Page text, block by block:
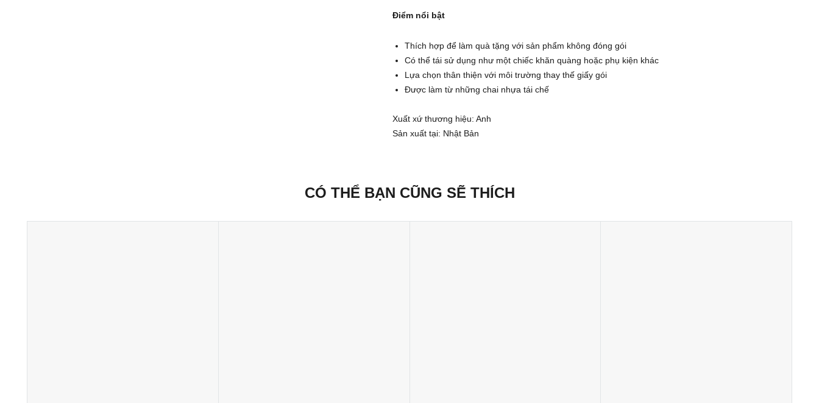
Điểm nổi bật
Thích hợp để làm quà tặng với sản phẩm không đóng gói
Có thể tái sử dụng như một chiếc khăn quàng hoặc phụ kiện khác
Lựa chọn thân thiện với môi trường thay thế giấy gói
Được làm từ những chai nhựa tái chế
Xuất xứ thương hiệu: Anh
Sản xuất tại: Nhật Bản
CÓ THỂ BẠN CŨNG SẼ THÍCH